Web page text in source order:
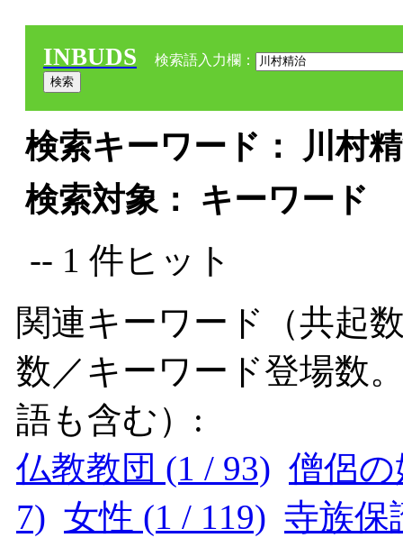
INBUDS 検索語入力欄：
検索キーワード： 川村
検索対象： キーワード
-- 1 件ヒット
関連キーワード（共起
数／キーワード登場数
語も含む）:
仏教教団 (1 / 93) 僧侶の
7) 女性 (1 / 119) 寺族保